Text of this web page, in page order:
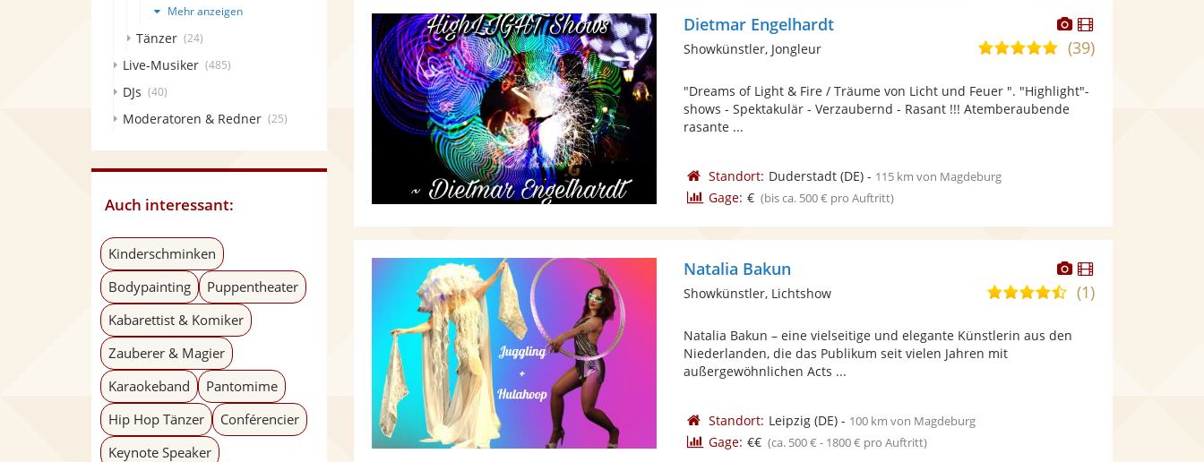
Dieser
Künstler
stellt
bereit.
Dieser
Künstler
Dietmar Engelhardt
4,9
5
Sternen
(39)
Showkünstler, Jongleur
"Dreams of Light & Fire / Träume von Licht und Feuer ". "Highlight"-
shows - Spektakulär - Verzaubernd - Rasant !!! Atemberaubende
rasante ...
Standort: Duderstadt(DE)- 115 km von Magdeburg
Gage: € (bis ca. 500 € pro Auftritt)
Dieser
Künstler
stellt
Dieser
Künstler
Natalia Bakun
4,5
5
(1)
Showkünstler, Lichtshow
Natalia Bakun – eine vielseitige und elegante Künstlerin aus den
Niederlanden, die das Publikum seit vielen Jahren mit
außergewöhnlichen Acts ...
Standort: Leipzig(DE)- 100 km von Magdeburg
Gage: €€ (ca. 500 € - 1800 € pro Auftritt)
Mehr anzeigen
Tänzer (24)
Live-Musiker (485)
DJs (40)
Moderatoren & Redner (25)
Auch interessant:
Kinderschminken
Bodypainting
Puppentheater
Kabarettist & Komiker
Zauberer & Magier
Karaokeband
Pantomime
Hip Hop Tänzer
Conférencier
Keynote Speaker